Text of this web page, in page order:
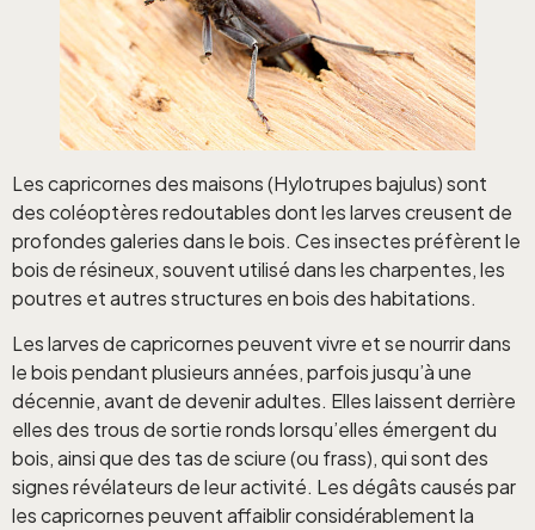
Les capricornes des maisons (Hylotrupes bajulus) sont
des coléoptères redoutables dont les larves creusent de
profondes galeries dans le bois. Ces insectes préfèrent le
bois de résineux, souvent utilisé dans les charpentes, les
poutres et autres structures en bois des habitations.
Les larves de capricornes peuvent vivre et se nourrir dans
le bois pendant plusieurs années, parfois jusqu’à une
décennie, avant de devenir adultes. Elles laissent derrière
elles des trous de sortie ronds lorsqu’elles émergent du
bois, ainsi que des tas de sciure (ou frass), qui sont des
signes révélateurs de leur activité. Les dégâts causés par
les capricornes peuvent affaiblir considérablement la